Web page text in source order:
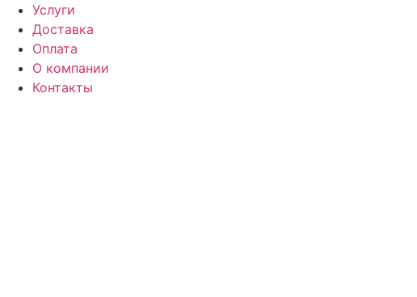
Перейти
содержимому
Услуги
Доставка
Оплата
О компании
Контакты